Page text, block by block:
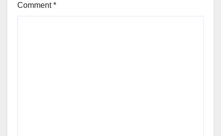
Comment*